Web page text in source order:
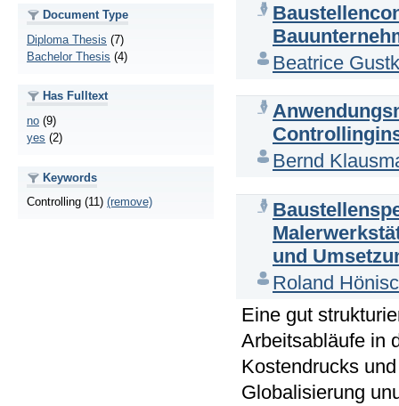
Document Type
Diploma Thesis (7)
Bachelor Thesis (4)
Has Fulltext
no (9)
yes (2)
Keywords
Controlling (11) (remove)
Beatrice
Bernd
und
Roland
Eine gut
Arbeitsabläufe in
Kostendrucks
Globalisierung